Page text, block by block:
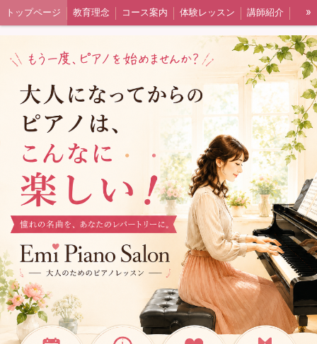
トップページ 教育理念 コース案内 体験レッスン 講師紹介
ピアノの選び方
ピアノ選びお問い合わせフォーム ギャラリー
»